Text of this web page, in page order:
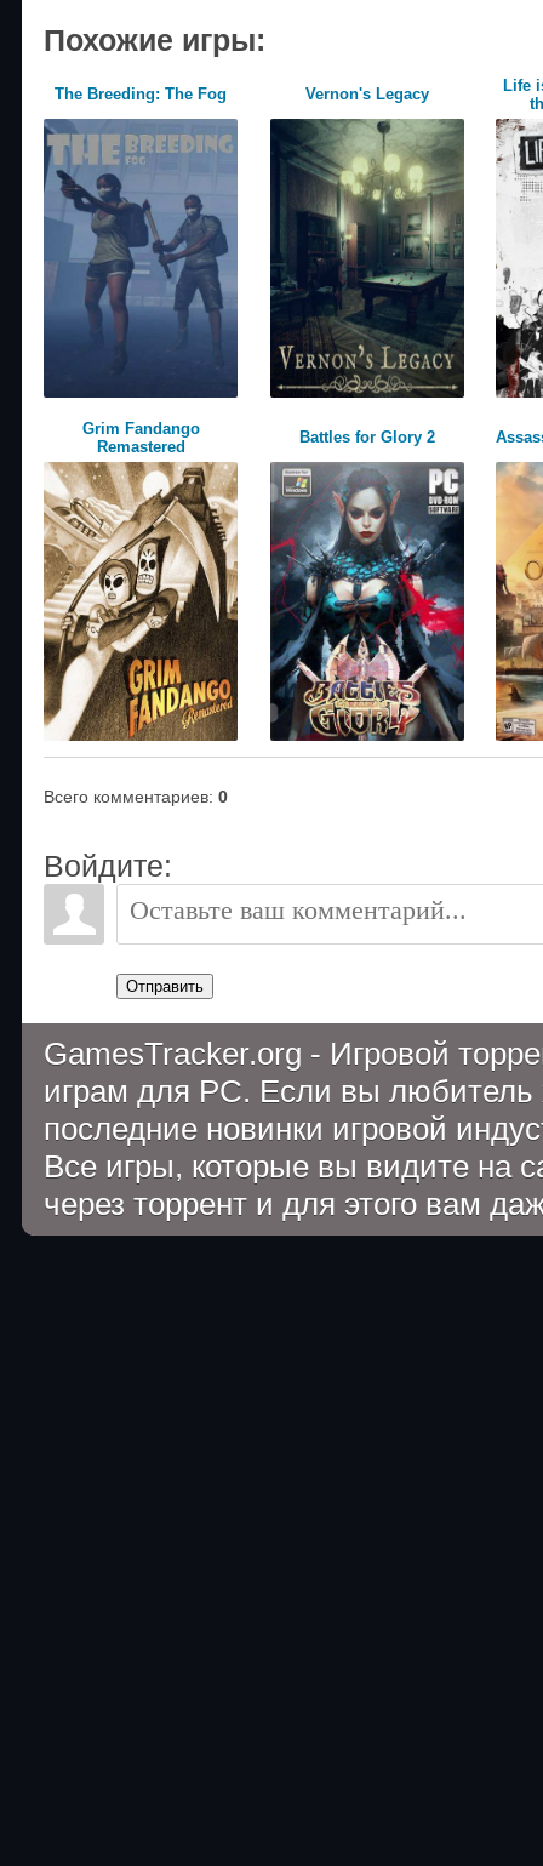
Похожие игры:
The Breeding: The Fog Vernon's Legacy
Life
Grim Fandango
Remastered
Battles for Glory 2
Всего комментариев: 0
Войдите:
Отправить
GamesTracker.org - Игровой
играм для PC. Если вы
последние новинки игровой
Все игры, которые вы видите на
через торрент и для этого вам